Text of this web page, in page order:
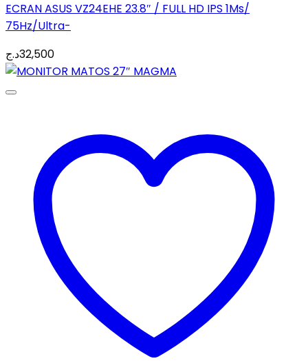
ECRAN ASUS VZ24EHE 23.8″ / FULL HD IPS 1Ms/
75Hz/Ultra-
32,500د.ج